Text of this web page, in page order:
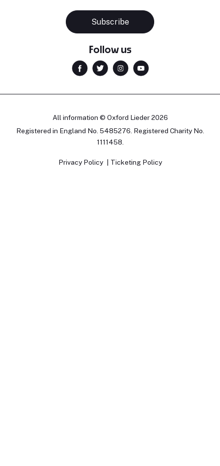
Subscribe
Follow us
All information © Oxford Lieder 2026
Registered in England No. 5485276. Registered Charity No.
1111458.
Privacy Policy Ticketing Policy